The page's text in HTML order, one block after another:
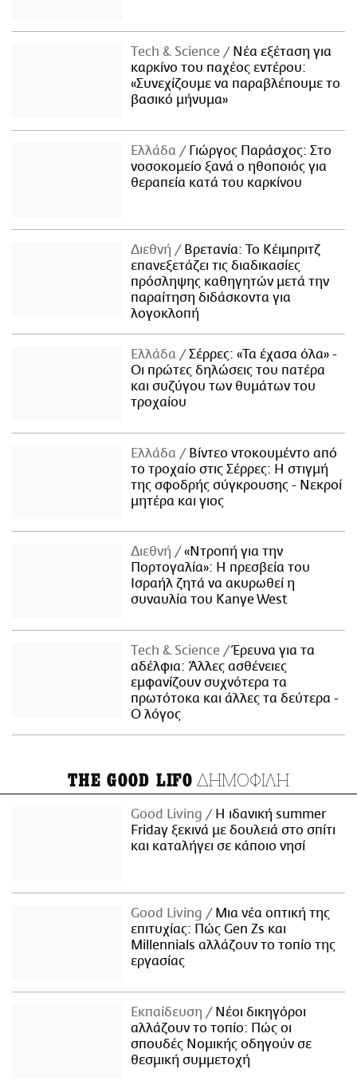
Τech & Science
Νέα εξέταση για
καρκίνο του παχέος εντέρου:
«Συνεχίζουμε να παραβλέπουμε το
βασικό μήνυμα»
Ελλάδα
Γιώργος Παράσχος: Στο
νοσοκομείο ξανά ο ηθοποιός για
θεραπεία κατά του καρκίνου
Διεθνή
Βρετανία: Το Κέιμπριτζ
επανεξετάζει τις διαδικασίες
πρόσληψης καθηγητών μετά την
παραίτηση διδάσκοντα για
λογοκλοπή
Ελλάδα
Σέρρες: «Τα έχασα όλα» -
Οι πρώτες δηλώσεις του πατέρα
και συζύγου των θυμάτων του
τροχαίου
Ελλάδα
Βίντεο ντοκουμέντο από
το τροχαίο στις Σέρρες: Η στιγμή
της σφοδρής σύγκρουσης - Νεκροί
μητέρα και γιος
Διεθνή
«Ντροπή για την
Πορτογαλία»: Η πρεσβεία του
Ισραήλ ζητά να ακυρωθεί η
συναυλία του Kanye West
Τech & Science
Έρευνα για τα
αδέλφια: Άλλες ασθένειες
εμφανίζουν συχνότερα τα
πρωτότοκα και άλλες τα δεύτερα -
Ο λόγος
THE GOOD LIFO ΔΗΜΟΦΙΛΗ
Good Living
Η ιδανική summer
Friday ξεκινά με δουλειά στο σπίτι
και καταλήγει σε κάποιο νησί
Good Living
Μια νέα οπτική της
επιτυχίας: Πώς Gen Zs και
Millennials αλλάζουν το τοπίο της
εργασίας
Εκπαίδευση
Νέοι δικηγόροι
αλλάζουν το τοπίο: Πώς οι
σπουδές Νομικής οδηγούν σε
θεσμική συμμετοχή